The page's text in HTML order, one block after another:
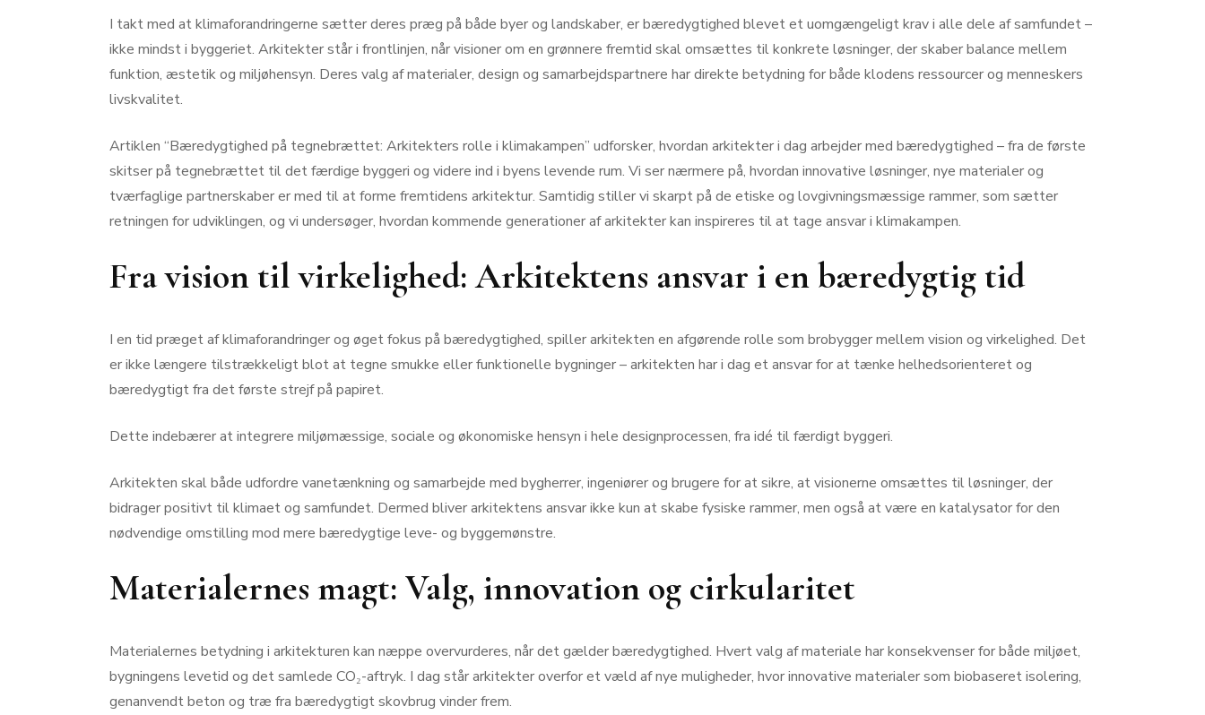
I takt med at klimaforandringerne sætter deres præg på både byer og landskaber, er bæredygtighed blevet et uomgængeligt krav i alle dele af samfundet –
ikke mindst i byggeriet. Arkitekter står i frontlinjen, når visioner om en grønnere fremtid skal omsættes til konkrete løsninger, der skaber balance mellem
funktion, æstetik og miljøhensyn. Deres valg af materialer, design og samarbejdspartnere har direkte betydning for både klodens ressourcer og menneskers
livskvalitet.
Artiklen “Bæredygtighed på tegnebrættet: Arkitekters rolle i klimakampen” udforsker, hvordan arkitekter i dag arbejder med bæredygtighed – fra de første
skitser på tegnebrættet til det færdige byggeri og videre ind i byens levende rum. Vi ser nærmere på, hvordan innovative løsninger, nye materialer og
tværfaglige partnerskaber er med til at forme fremtidens arkitektur. Samtidig stiller vi skarpt på de etiske og lovgivningsmæssige rammer, som sætter
retningen for udviklingen, og vi undersøger, hvordan kommende generationer af arkitekter kan inspireres til at tage ansvar i klimakampen.
Fra vision til virkelighed: Arkitektens ansvar i en bæredygtig tid
I en tid præget af klimaforandringer og øget fokus på bæredygtighed, spiller arkitekten en afgørende rolle som brobygger mellem vision og virkelighed. Det
er ikke længere tilstrækkeligt blot at tegne smukke eller funktionelle bygninger – arkitekten har i dag et ansvar for at tænke helhedsorienteret og
bæredygtigt fra det første strejf på papiret.
Dette indebærer at integrere miljømæssige, sociale og økonomiske hensyn i hele designprocessen, fra idé til færdigt byggeri.
Arkitekten skal både udfordre vanetænkning og samarbejde med bygherrer, ingeniører og brugere for at sikre, at visionerne omsættes til løsninger, der
bidrager positivt til klimaet og samfundet. Dermed bliver arkitektens ansvar ikke kun at skabe fysiske rammer, men også at være en katalysator for den
nødvendige omstilling mod mere bæredygtige leve- og byggemønstre.
Materialernes magt: Valg, innovation og cirkularitet
Materialernes betydning i arkitekturen kan næppe overvurderes, når det gælder bæredygtighed. Hvert valg af materiale har konsekvenser for både miljøet,
bygningens levetid og det samlede CO₂-aftryk. I dag står arkitekter overfor et væld af nye muligheder, hvor innovative materialer som biobaseret isolering,
genanvendt beton og træ fra bæredygtigt skovbrug vinder frem.